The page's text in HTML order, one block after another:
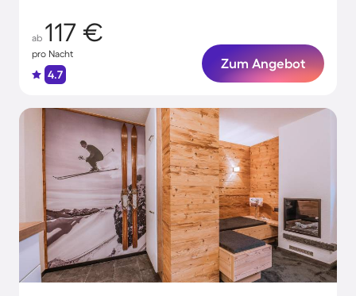
ab 117 €
pro Nacht
4.7
Zum Angebot